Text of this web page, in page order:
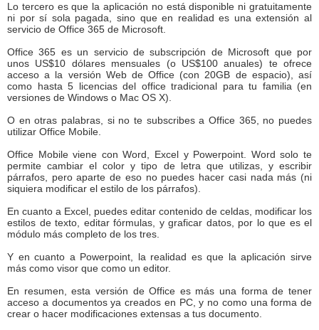
Lo tercero es que la aplicación no está disponible ni gratuitamente
ni por sí sola pagada, sino que en realidad es una extensión al
servicio de Office 365 de Microsoft.
Office 365 es un servicio de subscripción de Microsoft que por
unos US$10 dólares mensuales (o US$100 anuales) te ofrece
acceso a la versión Web de Office (con 20GB de espacio), así
como hasta 5 licencias del office tradicional para tu familia (en
versiones de Windows o Mac OS X).
O en otras palabras, si no te subscribes a Office 365, no puedes
utilizar Office Mobile.
Office Mobile viene con Word, Excel y Powerpoint. Word solo te
permite cambiar el color y tipo de letra que utilizas, y escribir
párrafos, pero aparte de eso no puedes hacer casi nada más (ni
siquiera modificar el estilo de los párrafos).
En cuanto a Excel, puedes editar contenido de celdas, modificar los
estilos de texto, editar fórmulas, y graficar datos, por lo que es el
módulo más completo de los tres.
Y en cuanto a Powerpoint, la realidad es que la aplicación sirve
más como visor que como un editor.
En resumen, esta versión de Office es más una forma de tener
acceso a documentos ya creados en PC, y no como una forma de
crear o hacer modificaciones extensas a tus documento.